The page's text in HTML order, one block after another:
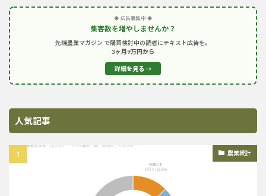
◆ 広告募集中 ◆
集客数を増やしませんか？
先端農業マガジン で購買検討中の読者にテキスト広告を。
3ヶ月9万円から
詳細を見る →
人気記事
農業統計